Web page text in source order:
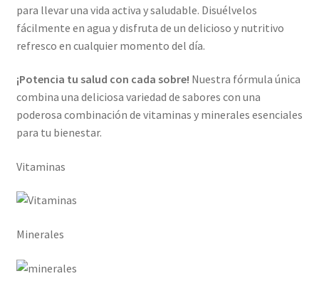
para llevar una vida activa y saludable. Disuélvelos
fácilmente en agua y disfruta de un delicioso y nutritivo
refresco en cualquier momento del día.
¡Potencia tu salud con cada sobre! Nuestra fórmula única
combina una deliciosa variedad de sabores con una
poderosa combinación de vitaminas y minerales esenciales
para tu bienestar.
Vitaminas
Minerales